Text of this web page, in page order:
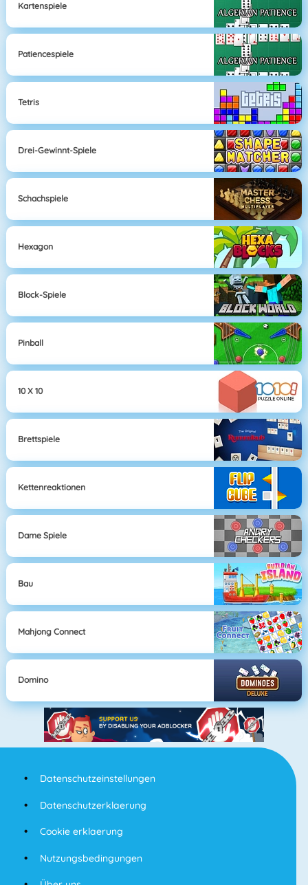
Kartenspiele
Patiencespiele
Tetris
Drei-Gewinnt-Spiele
Schachspiele
Hexagon
Block-Spiele
Pinball
10 X 10
Brettspiele
Kettenreaktionen
Dame Spiele
Bau
Mahjong Connect
Domino
Datenschutzeinstellungen
Datenschutzerklaerung
Cookie erklaerung
Nutzungsbedingungen